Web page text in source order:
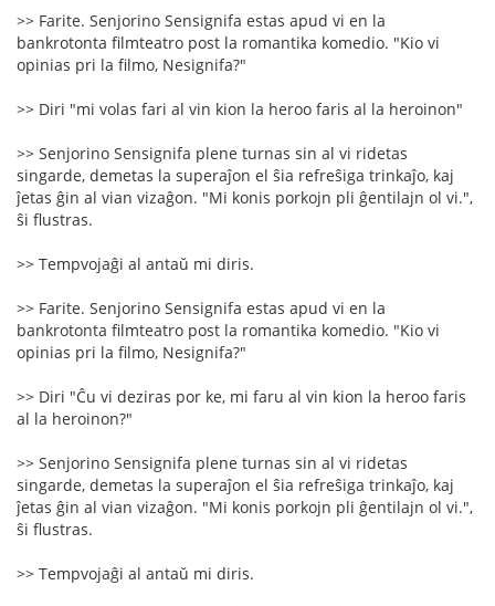
>> Farite. Senjorino Sensignifa estas apud vi en la
bankrotonta filmteatro post la romantika komedio. "Kio vi
opinias pri la filmo, Nesignifa?"
>> Diri "mi volas fari al vin kion la heroo faris al la heroinon"
>> Senjorino Sensignifa plene turnas sin al vi ridetas
singarde, demetas la superaĵon el ŝia refreŝiga trinkaĵo, kaj
ĵetas ĝin al vian vizaĝon. "Mi konis porkojn pli ĝentilajn ol vi.",
ŝi flustras.
>> Tempvojaĝi al antaŭ mi diris.
>> Farite. Senjorino Sensignifa estas apud vi en la
bankrotonta filmteatro post la romantika komedio. "Kio vi
opinias pri la filmo, Nesignifa?"
>> Diri "Ĉu vi deziras por ke, mi faru al vin kion la heroo faris
al la heroinon?"
>> Senjorino Sensignifa plene turnas sin al vi ridetas
singarde, demetas la superaĵon el ŝia refreŝiga trinkaĵo, kaj
ĵetas ĝin al vian vizaĝon. "Mi konis porkojn pli ĝentilajn ol vi.",
ŝi flustras.
>> Tempvojaĝi al antaŭ mi diris.